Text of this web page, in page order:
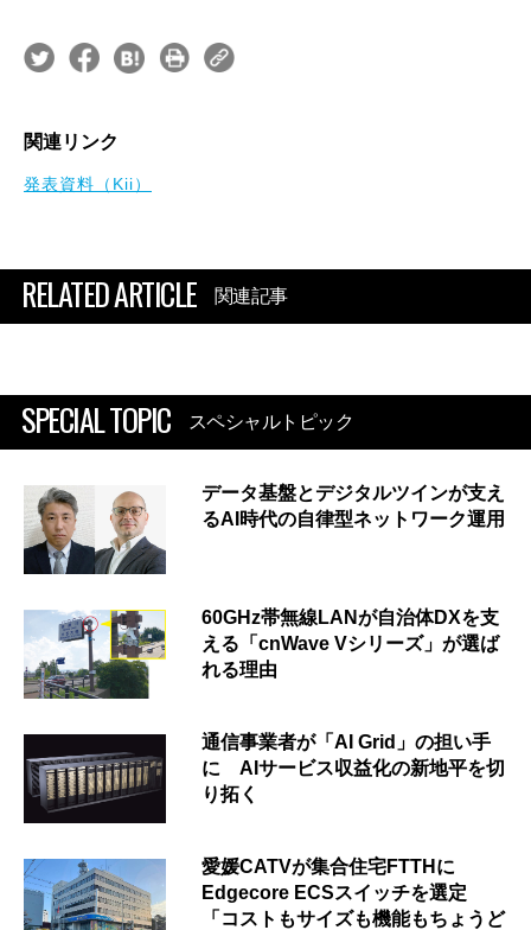
関連リンク
発表資料（Kii）
RELATED ARTICLE 関連記事
SPECIAL TOPIC スペシャルトピック
データ基盤とデジタルツインが支え
るAI時代の自律型ネットワーク運用
60GHz帯無線LANが自治体DXを支
える「cnWave Vシリーズ」が選ば
れる理由
通信事業者が「AI Grid」の担い手
に AIサービス収益化の新地平を切
り拓く
愛媛CATVが集合住宅FTTHに
Edgecore ECSスイッチを選定
「コストもサイズも機能もちょうど